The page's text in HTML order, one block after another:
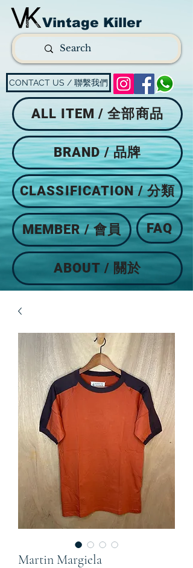
Vintage Killer
CONTACT US / 聯繫我們
ALL ITEM / 全部商品
BRAND / 品牌
CLASSIFICATION / 分類
MEMBER / 會員 FAQ
ABOUT / 關於
Martin Margiela